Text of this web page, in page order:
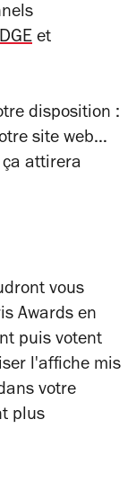
et
disposition :
site web…
ça attirera
vous
Awards en
puis votent
l'affiche mis
votre
plus